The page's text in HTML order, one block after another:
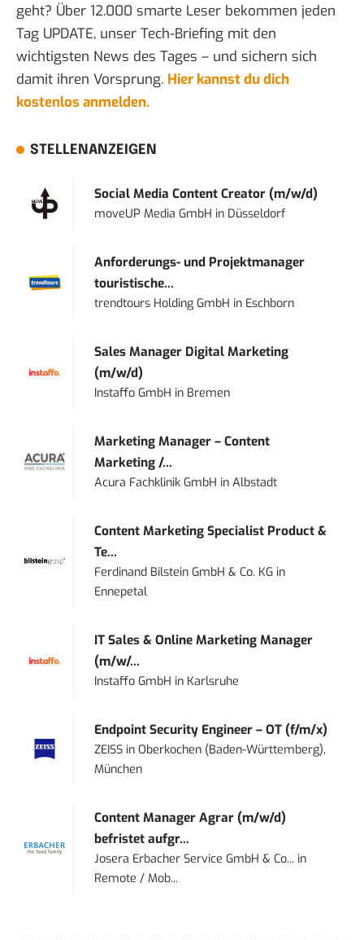
geht? Über 12.000 smarte Leser bekommen jeden
Tag UPDATE, unser Tech-Briefing mit den
wichtigsten News des Tages – und sichern sich
damit ihren Vorsprung. Hier kannst du dich
kostenlos anmelden.
STELLENANZEIGEN
Social Media Content Creator (m/w/d)
moveUP Media GmbH in Düsseldorf
Anforderungs- und Projektmanager
touristische...
trendtours Holding GmbH in Eschborn
Sales Manager Digital Marketing
(m/w/d)
Instaffo GmbH in Bremen
Marketing Manager – Content
Marketing /...
Acura Fachklinik GmbH inAlbstadt
Content Marketing Specialist Product &
Te...
Ferdinand Bilstein GmbH & Co. KG in
Ennepetal
IT Sales & Online Marketing Manager
(m/w/...
Instaffo GmbH in Karlsruhe
Endpoint Security Engineer – OT (f/m/x)
ZEISS inOberkochen (Baden-Württemberg),
München
Content Manager Agrar (m/w/d)
befristet aufgr...
Josera Erbacher Service GmbH & Co... in
Remote / Mob...